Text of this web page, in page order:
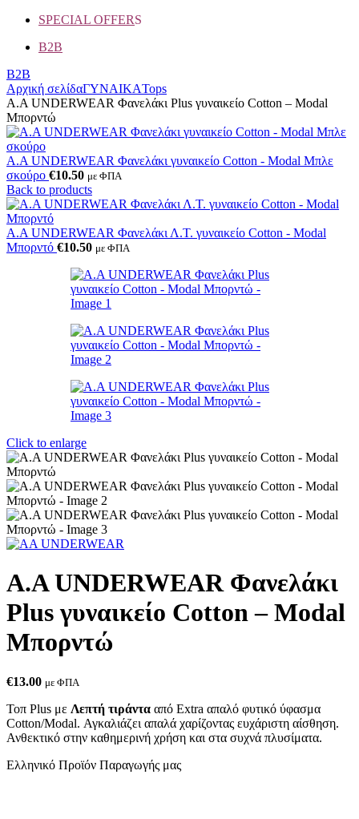
SPECIAL OFFERS
B2B
B2B
Αρχική σελίδαΓΥΝΑΙΚΑTops
Α.A UNDERWEAR Φανελάκι Plus γυναικείο Cotton – Modal
Μπορντώ
A.A UNDERWEAR Φανελάκι γυναικείο Cotton - Modal Μπλε
σκούρο €10.50 με ΦΠΑ
Back to products
Α.A UNDERWEAR Φανελάκι Λ.Τ. γυναικείο Cotton - Modal
Μπορντό €10.50 με ΦΠΑ
Click to enlarge
Α.A UNDERWEAR Φανελάκι
Plus γυναικείο Cotton – Modal
Μπορντώ
€13.00 με ΦΠΑ
Τοπ Plus με Λεπτή τιράντα από Extra απαλό φυτικό ύφασμα
Cotton/Modal. Αγκαλιάζει απαλά χαρίζοντας ευχάριστη αίσθηση.
Ανθεκτικό στην καθημερινή χρήση και στα συχνά πλυσίματα.
Ελληνικό Προϊόν Παραγωγής μας